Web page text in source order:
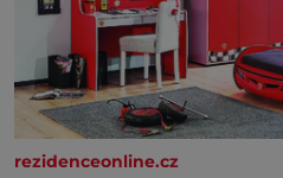
rezidenceonline.cz